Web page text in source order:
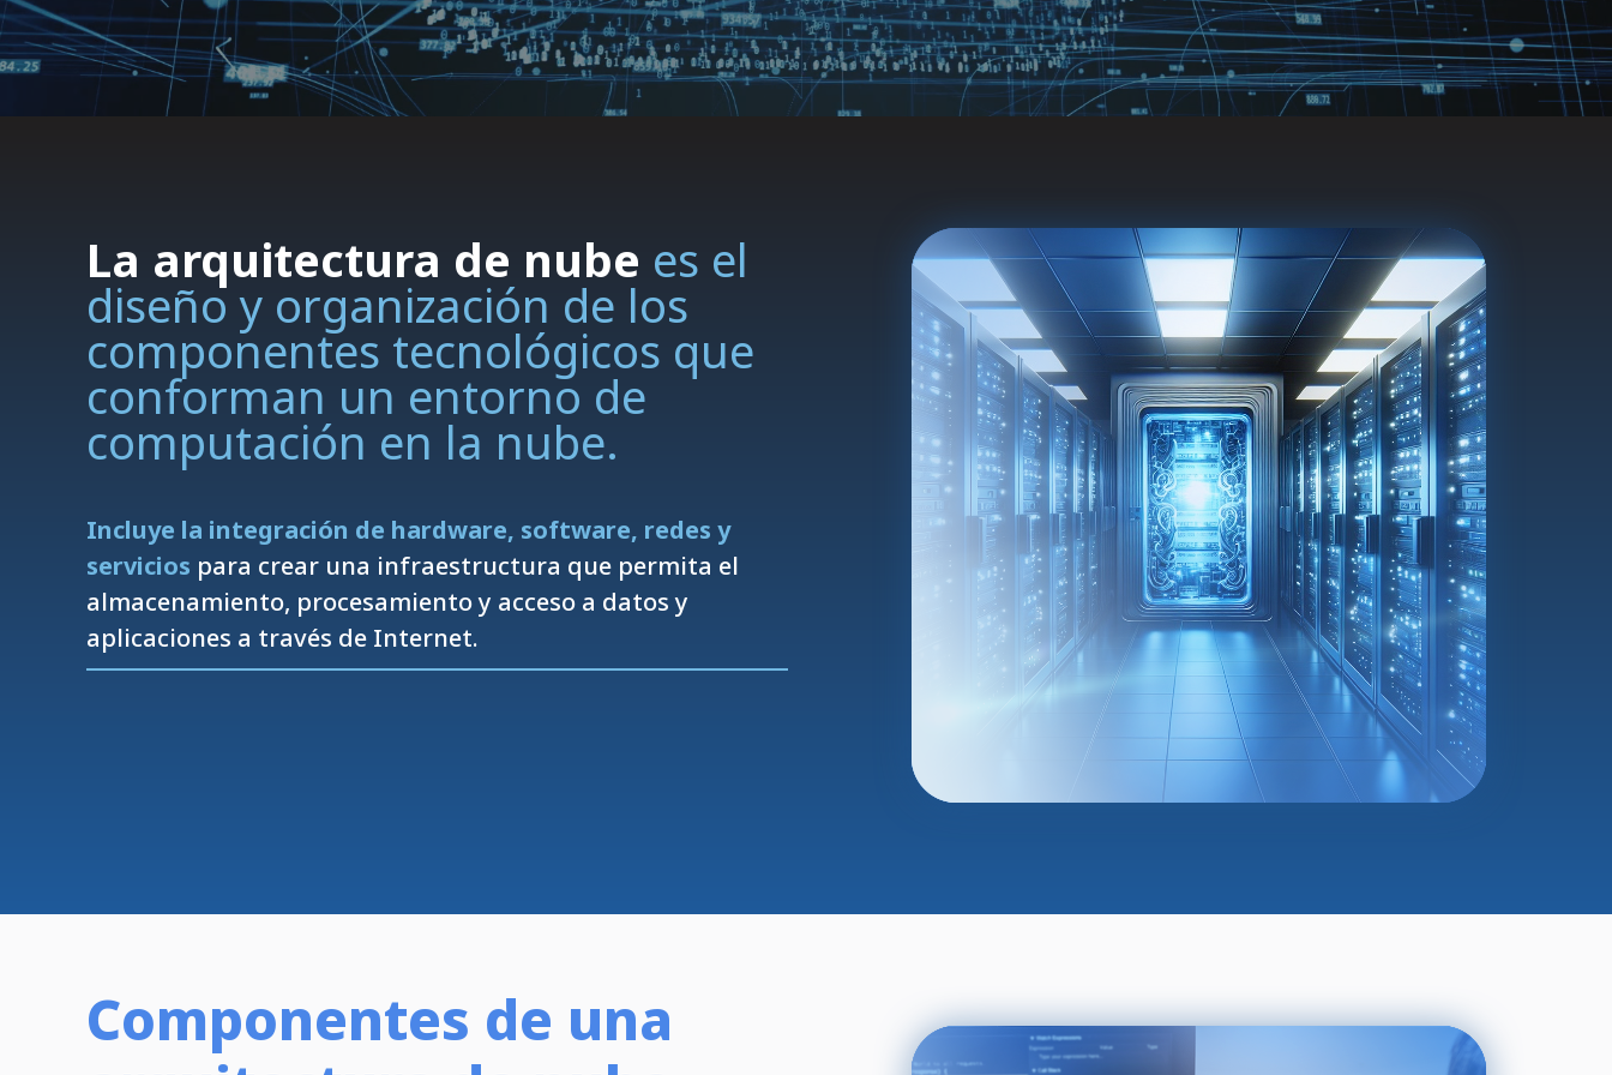
La arquitectura de nube es el
diseño y organización de los
componentes tecnológicos que
conforman un entorno de
computación en la nube.
Incluye la integración de hardware, software, redes y
servicios para crear una infraestructura que permita el
almacenamiento, procesamiento y acceso a datos y
aplicaciones a través de Internet.
Componentes de una